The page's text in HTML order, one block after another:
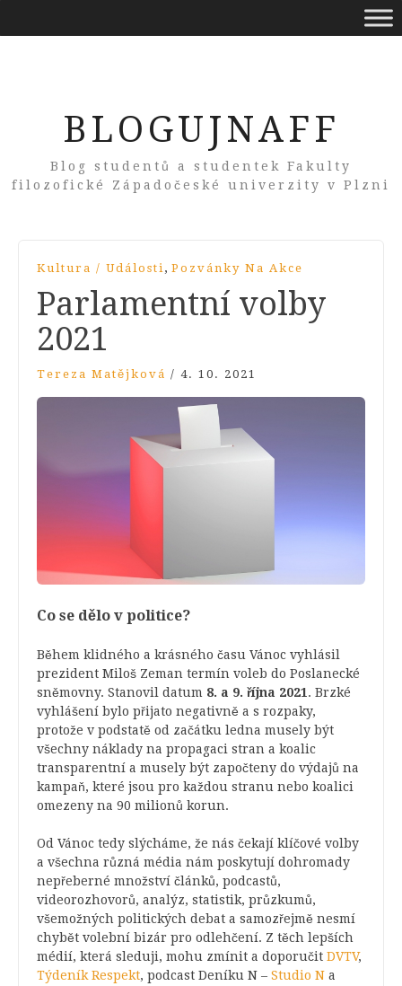
BLOGUJNAFF
Blog studentů a studentek Fakulty
filozofické Západočeské univerzity v Plzni
Kultura / Události, Pozvánky Na Akce
Parlamentní volby
2021
Tereza Matějková / 4. 10. 2021
Co se dělo v politice?
Během klidného a krásného času Vánoc vyhlásil
prezident Miloš Zeman termín voleb do Poslanecké
sněmovny. Stanovil datum 8. a 9. října 2021. Brzké
vyhlášení bylo přijato negativně a s rozpaky,
protože v podstatě od začátku ledna musely být
všechny náklady na propagaci stran a koalic
transparentní a musely být započteny do výdajů na
kampaň, které jsou pro každou stranu nebo koalici
omezeny na 90 milionů korun.
Od Vánoc tedy slýcháme, že nás čekají klíčové volby
a všechna různá média nám poskytují dohromady
nepřeberné množství článků, podcastů,
videorozhovorů, analýz, statistik, průzkumů,
všemožných politických debat a samozřejmě nesmí
chybět volební bizár pro odlehčení. Z těch lepších
médií, která sleduji, mohu zmínit a doporučit DVTV,
Týdeník Respekt, podcast Deníku N – Studio N a